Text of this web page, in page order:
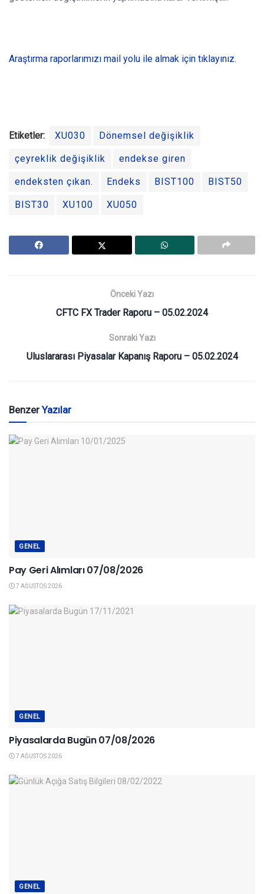
Araştırma raporlarımızı mail yolu ile almak için tıklayınız.
Etiketler: XU030 Dönemsel değişiklik
çeyreklik değişiklik endekse giren
endeksten çıkan. Endeks BIST100 BIST50
BIST30 XU100 XU050
Önceki Yazı
CFTC FX Trader Raporu – 05.02.2024
Sonraki Yazı
Uluslararası Piyasalar Kapanış Raporu – 05.02.2024
BenzerYazılar
GENEL
Pay Geri Alımları 07/08/2026
7 AĞUSTOS 2026
GENEL
Piyasalarda Bugün 07/08/2026
7 AĞUSTOS 2026
GENEL